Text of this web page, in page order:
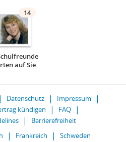
14
auf Sie
Datenschutz
Impressum
kündigen
FAQ
Barrierefreiheit
Frankreich Schweden